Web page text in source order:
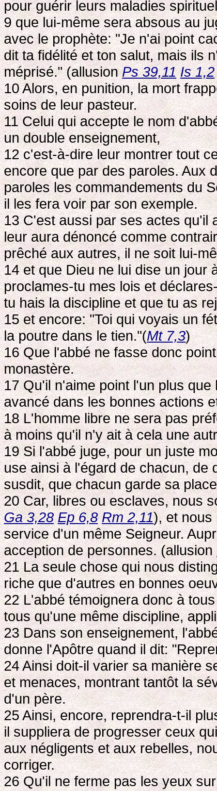
pour guérir leurs maladies
9 que lui-même sera absous au
avec le prophète: "Je n'ai point
dit ta fidélité et ton salut, mais ils
méprisé." (allusionPs 39,11 Is 1,2
10 Alors, en punition, la mort
soins de leur pasteur.
11 Celui qui accepte le nom
un double enseignement,
12 c'est-à-dire leur montrer tout
encore que par des paroles. Aux
paroles les commandements du
il les fera voir par son exemple.
13 C'est aussi par ses actes qu'il
leur aura dénoncé comme
prêché aux autres, il ne soit lui-
14 et que Dieu ne lui dise un jour
proclames-tu mes lois et
tu hais la discipline et que tu as
15 et encore: "Toi qui voyais un
la poutre dans le tien."(Mt 7,3)
16 Que l'abbé ne fasse donc
monastère.
17 Qu'il n'aime point l'un plus
avancé dans les bonnes actions
18 L'homme libre ne sera pas
à moins qu'il n'y ait à cela une
19 Si l'abbé juge, pour un juste
use ainsi à l'égard de chacun, de
susdit, que chacun garde sa
20 Car, libres ou esclaves, nous
Ga 3,28 Ep 6,8 Rm 2,11), et nous
service d'un même Seigneur.
acception de personnes. (allusion
21 La seule chose qui nous
riche que d'autres en bonnes
22 L'abbé témoignera donc à
tous qu'une même discipline,
23 Dans son enseignement,
donne l'Apôtre quand il dit:
24 Ainsi doit-il varier sa manière
et menaces, montrant tantôt la
d'un père.
25 Ainsi, encore, reprendra-t-il
il suppliera de progresser ceux
aux négligents et aux rebelles,
corriger.
26 Qu'il ne ferme pas les yeux